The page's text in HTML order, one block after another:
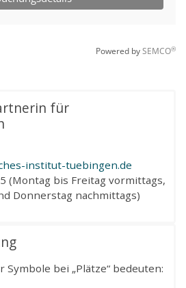
für
institut-tuebingen.de
(Montag bis Freitag vormittags,
Donnerstag nachmittags)
bei „Plätze“ bedeuten: